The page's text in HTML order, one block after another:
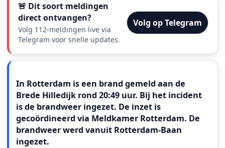
🚨 Dit soort meldingen
direct ontvangen?
Volg 112-meldingen live via
Telegram voor snelle updates.
Volg op Telegram
In Rotterdam is een brand gemeld aan de
Brede Hilledijk rond 20:49 uur. Bij het incident
is de brandweer ingezet. De inzet is
gecoördineerd via Meldkamer Rotterdam. De
brandweer werd vanuit Rotterdam-Baan
ingezet.